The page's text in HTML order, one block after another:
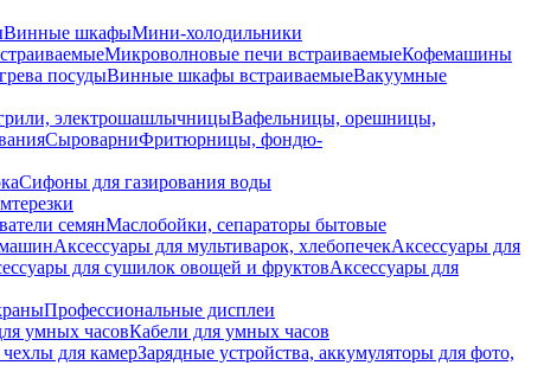
Винные шкафыМини-холодильники
Микроволновые печи встраиваемыеКофемашины
посудыВинные шкафы встраиваемыеВакуумные
электрошашлычницыВафельницы, орешницы,
СыроварниФритюрницы, фондю-
Сифоны для газирования воды
семянМаслобойки, сепараторы бытовые
Аксессуары для мультиварок, хлебопечекАксессуары для
для сушилок овощей и фруктовАксессуары для
Профессиональные дисплеи
умных часовКабели для умных часов
для камерЗарядные устройства, аккумуляторы для фото,